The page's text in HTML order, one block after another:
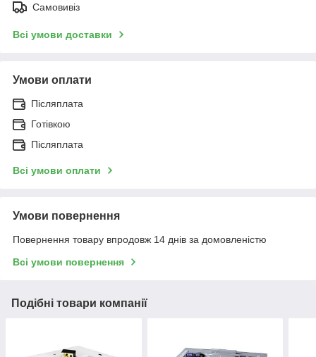
Самовивіз
Всі умови доставки
Умови оплати
Післяплата
Готівкою
Післяплата
Всі умови оплати
Умови повернення
Повернення товару впродовж 14 днів за домовленістю
Всі умови повернення
Подібні товари компанії